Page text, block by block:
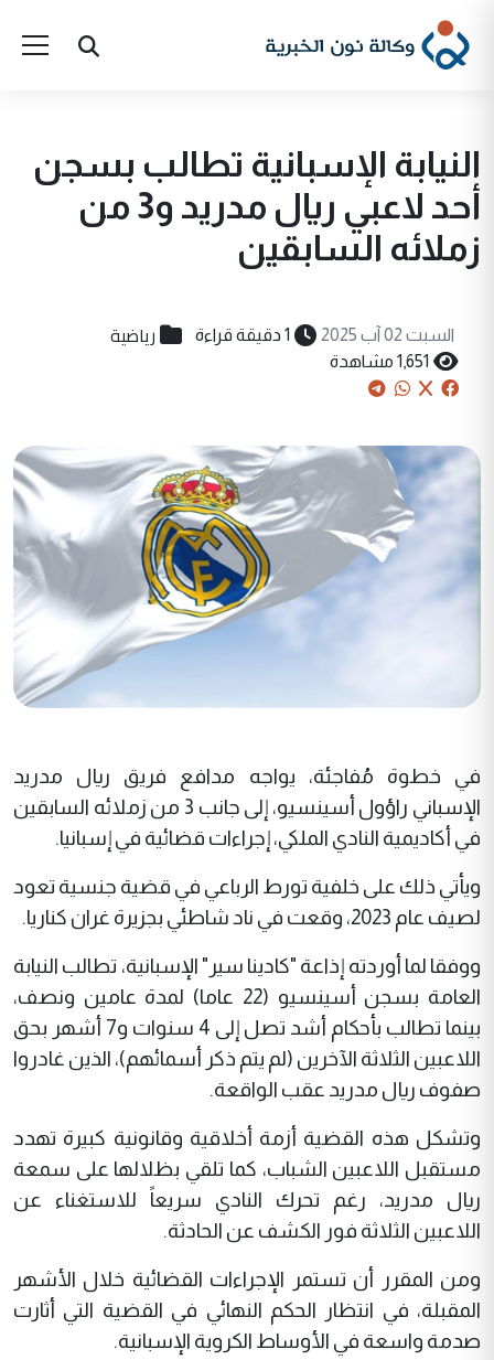
النيابة الإسبانية تطالب بسجن
أحد لاعبي ريال مدريد و3 من
زملائه السابقين
السبت 02 آب 2025 1 دقيقة قراءة رياضية
1,651 مشاهدة
في خطوة مُفاجئة، يواجه مدافع فريق ريال مدريد
الإسباني راؤول أسينسيو، إلى جانب 3 من زملائه السابقين
في أكاديمية النادي الملكي، إجراءات قضائية في إسبانيا.
ويأتي ذلك على خلفية تورط الرباعي في قضية جنسية تعود
لصيف عام 2023، وقعت في ناد شاطئي بجزيرة غران كناريا
.
ووفقا لما أوردته إذاعة "كادينا سير" الإسبانية، تطالب النيابة
العامة بسجن أسينسيو (22 عاما) لمدة عامين ونصف،
بينما تطالب بأحكام أشد تصل إلى 4 سنوات و7 أشهر بحق
اللاعبين الثلاثة الآخرين (لم يتم ذكر أسمائهم)، الذين غادروا
صفوف ريال مدريد عقب الواقعة.
وتشكل هذه القضية أزمة أخلاقية وقانونية كبيرة تهدد
مستقبل اللاعبين الشباب، كما تلقي بظلالها على سمعة
ريال مدريد، رغم تحرك النادي سريعاً للاستغناء عن
اللاعبين الثلاثة فور الكشف عن الحادثة.
ومن المقرر أن تستمر الإجراءات القضائية خلال الأشهر
المقبلة، في انتظار الحكم النهائي في القضية التي أثارت
صدمة واسعة في الأوساط الكروية الإسبانية.